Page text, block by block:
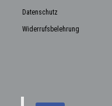
Datenschutz
Widerrufsbelehrung